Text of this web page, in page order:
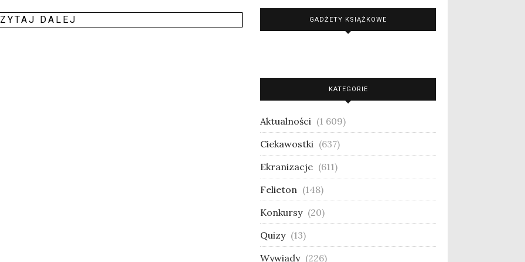
DALEJ GADŻETY KSIĄŻKOWE
KATEGORIE
Aktualności (1 609)
Ciekawostki (637)
Ekranizacje (611)
Felieton (148)
Konkursy (20)
Quizy (13)
Wywiady (226)